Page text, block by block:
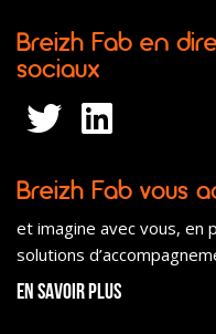
Breizh Fab vous
et imagine avec vous, en
solutions
En savoir plus
Breizh Fab en
sociaux